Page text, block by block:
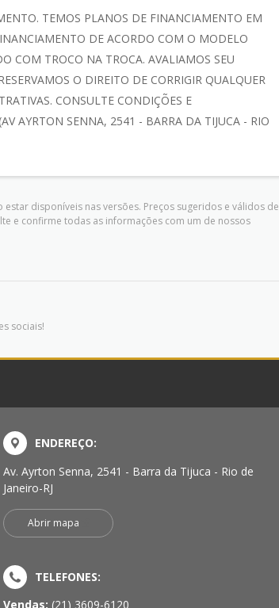
TEMOS PLANOS DE FINANCIAMENTO EM
DE ACORDO COM O MODELO
COM TROCO NA TROCA. AVALIAMOS SEU
O DIREITO DE CORRIGIR QUALQUER
CONSULTE CONDIÇÕES E
AYRTON SENNA, 2541 - BARRA DA TIJUCA - RIO
disponíveis nas versões. Preços sugeridos e válidos de
e confirme todas as informações com um de nossos
sociais!
ENDEREÇO:
Av. Ayrton Senna, 2541 - Barra da Tijuca - Rio de
Janeiro-RJ
Abrir mapa
TELEFONES:
Vendas: (21) 3609-6120